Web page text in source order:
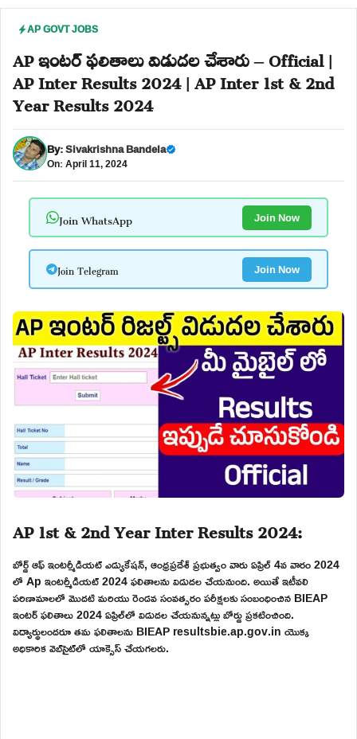
AP GOVT JOBS
AP ఇంటర్ ఫలితాలు విడుదల చేశారు – Official |
AP Inter Results 2024 | AP Inter 1st & 2nd
Year Results 2024
By:Sivakrishna Bandela
On: April 11, 2024
Join WhatsApp Join Now
Join Telegram Join Now
AP 1st & 2nd Year Inter Results 2024:
బోర్డ్ ఆఫ్ ఇంటర్మీడియట్ ఎడ్యుకేషన్, ఆంధ్రప్రదేశ్ ప్రభుత్వం వారు ఏప్రిల్ 4వ వారం 2024
లో Ap ఇంటర్మీడియట్ 2024 ఫలితాలను విడుదల చేయనుంది. అయితే ఇటీవలి
పరిణామాలలో మొదటి మరియు రెండవ సంవత్సరం పరీక్షలకు సంబంధించిన BIEAP
ఇంటర్ ఫలితాలు 2024 ఏప్రిల్‌లో విడుదల చేయనున్నట్లు బోర్డు ప్రకటించింది.
విద్యార్థులందరూ తమ ఫలితాలను BIEAP resultsbie.ap.gov.in యొక్క
అధికారిక వెబ్‌సైట్‌లో యాక్సెస్ చేయగలరు.